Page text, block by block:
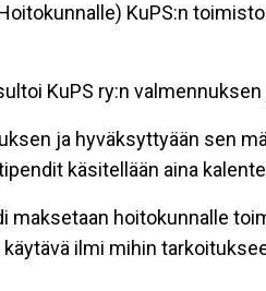
KuPS:n
KuPS ry:n
ja hyväksyttyään sen
käsitellään aina
maksetaan hoitokunnalle
ilmi mihin